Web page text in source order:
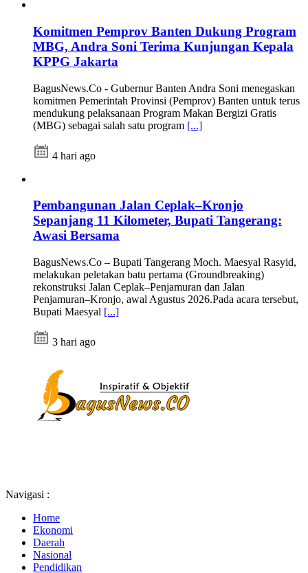
Komitmen Pemprov Banten Dukung Program
MBG, Andra Soni Terima Kunjungan Kepala
KPPG Jakarta
BagusNews.Co - Gubernur Banten Andra Soni menegaskan
komitmen Pemerintah Provinsi (Pemprov) Banten untuk terus
mendukung pelaksanaan Program Makan Bergizi Gratis
(MBG) sebagai salah satu program [...]
4 hari ago
Pembangunan Jalan Ceplak–Kronjo
Sepanjang 11 Kilometer, Bupati Tangerang:
Awasi Bersama
BagusNews.Co – Bupati Tangerang Moch. Maesyal Rasyid,
melakukan peletakan batu pertama (Groundbreaking)
rekonstruksi Jalan Ceplak–Penjamuran dan Jalan
Penjamuran–Kronjo, awal Agustus 2026.Pada acara tersebut,
Bupati Maesyal [...]
3 hari ago
Navigasi :
Home
Ekonomi
Daerah
Nasional
Pendidikan